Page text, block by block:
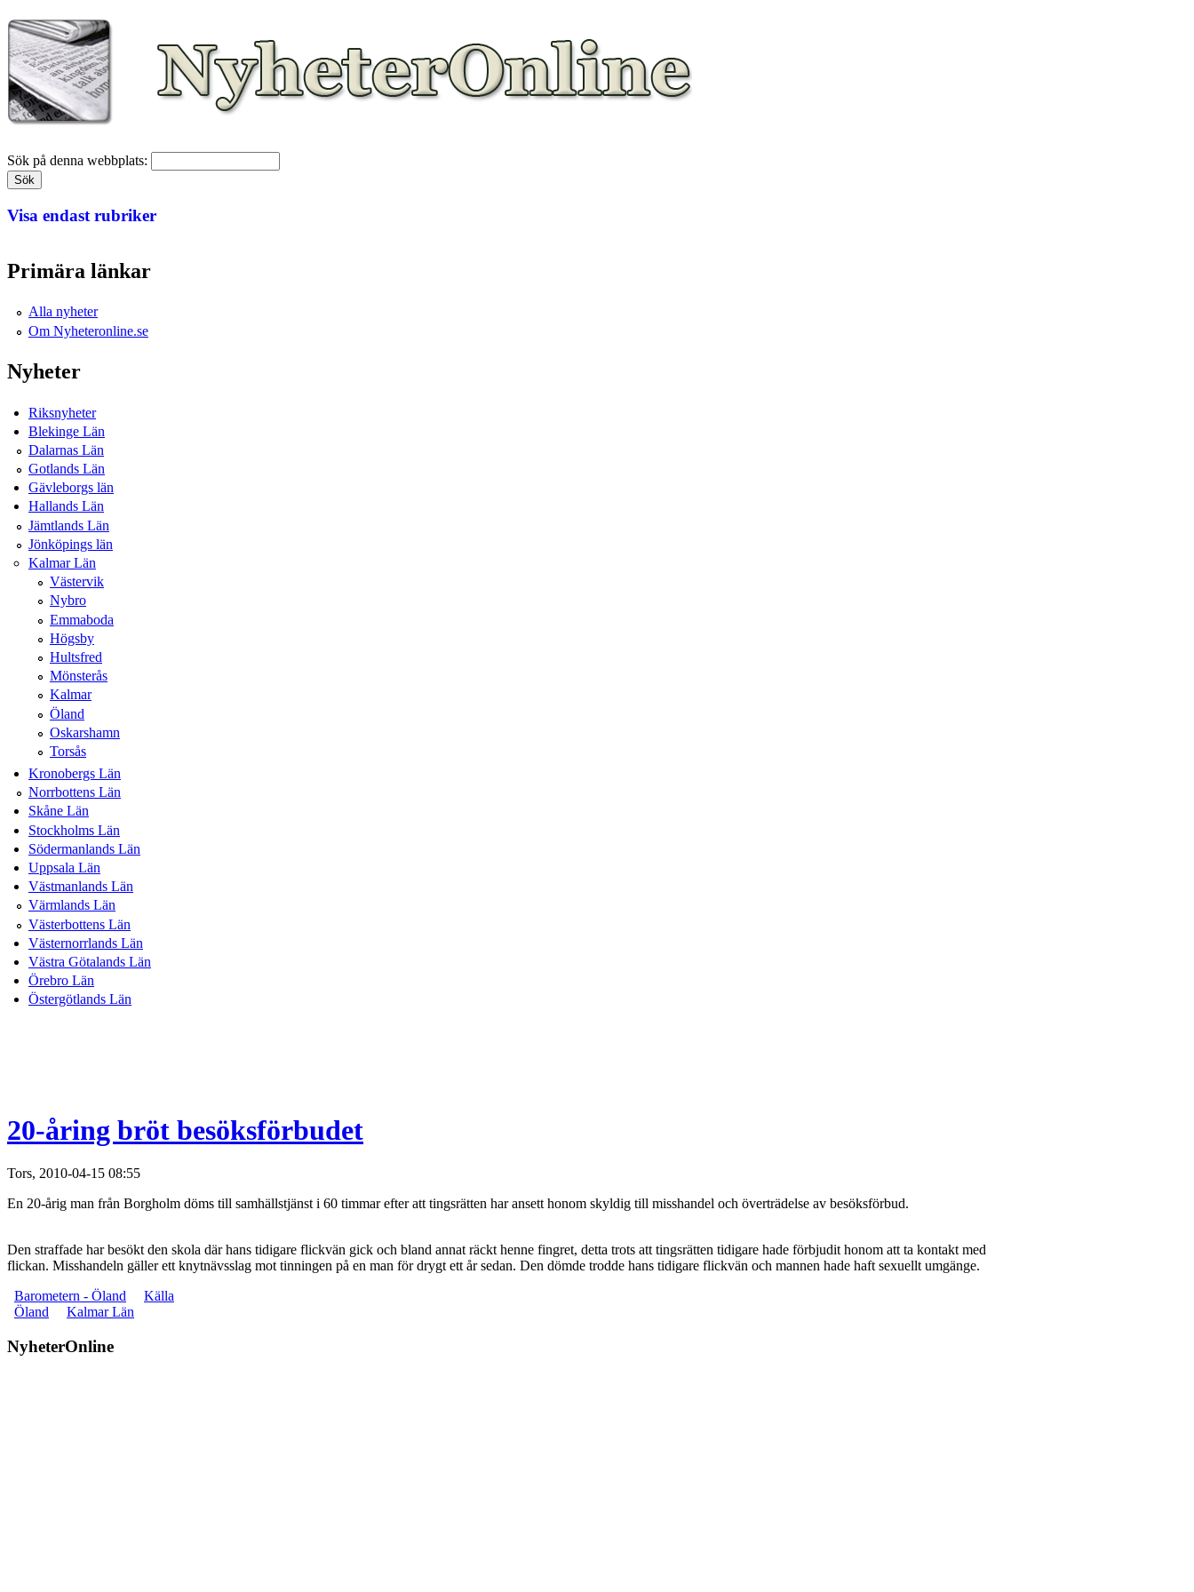
Sök på denna webbplats:
Visa endast rubriker
Primära länkar
Alla nyheter
Om Nyheteronline.se
Nyheter
Riksnyheter
Blekinge Län
Dalarnas Län
Gotlands Län
Gävleborgs län
Hallands Län
Jämtlands Län
Jönköpings län
Kalmar Län
Västervik
Nybro
Emmaboda
Högsby
Hultsfred
Mönsterås
Kalmar
Öland
Oskarshamn
Torsås
Kronobergs Län
Norrbottens Län
Skåne Län
Stockholms Län
Södermanlands Län
Uppsala Län
Västmanlands Län
Värmlands Län
Västerbottens Län
Västernorrlands Län
Västra Götalands Län
Örebro Län
Östergötlands Län
20-åring bröt besöksförbudet
Tors, 2010-04-15 08:55
En 20-årig man från Borgholm döms till samhällstjänst i 60 timmar efter att tingsrätten har ansett honom skyldig till misshandel och överträdelse av besöksförbud.
Den straffade har besökt den skola där hans tidigare flickvän gick och bland annat räckt henne fingret, detta trots att tingsrätten tidigare hade förbjudit honom att ta kontakt med
flickan. Misshandeln gäller ett knytnävsslag mot tinningen på en man för drygt ett år sedan. Den dömde trodde hans tidigare flickvän och mannen hade haft sexuellt umgänge.
Barometern - Öland
Källa
Öland
Kalmar Län
NyheterOnline